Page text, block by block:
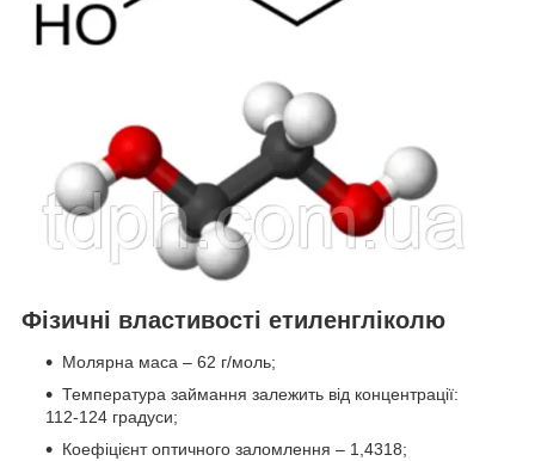
Фізичні властивості етиленгліколю
Молярна маса – 62 г/моль;
Температура займання залежить від концентрації:
112-124 градуси;
Коефіцієнт оптичного заломлення – 1,4318;